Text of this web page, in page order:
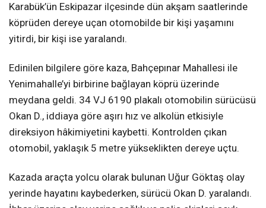
Karabük’ün Eskipazar ilçesinde dün akşam saatlerinde
köprüden dereye uçan otomobilde bir kişi yaşamını
yitirdi, bir kişi ise yaralandı.
Edinilen bilgilere göre kaza, Bahçepınar Mahallesi ile
Yenimahalle’yi birbirine bağlayan köprü üzerinde
meydana geldi. 34 VJ 6190 plakalı otomobilin sürücüsü
Okan D., iddiaya göre aşırı hız ve alkolün etkisiyle
direksiyon hâkimiyetini kaybetti. Kontrolden çıkan
otomobil, yaklaşık 5 metre yükseklikten dereye uçtu.
Kazada araçta yolcu olarak bulunan Uğur Göktaş olay
yerinde hayatını kaybederken, sürücü Okan D. yaralandı.